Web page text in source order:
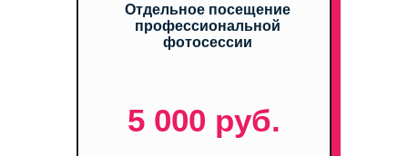
Отдельное посещение
профессиональной
фотосессии
5 000 руб.